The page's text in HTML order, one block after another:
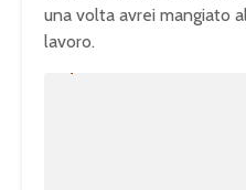
una volta avrei mangiato
lavoro.